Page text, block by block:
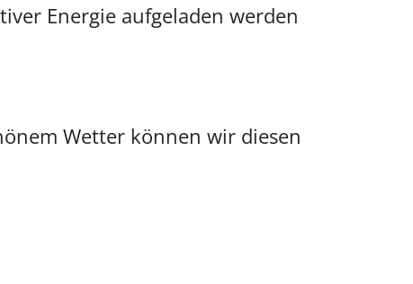
Energie aufgeladen werden
Wetter können wir diesen